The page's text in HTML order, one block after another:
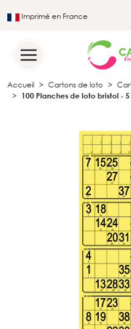
Imprimé en France
Accueil Cartons de loto
100 Planches de loto bristol -